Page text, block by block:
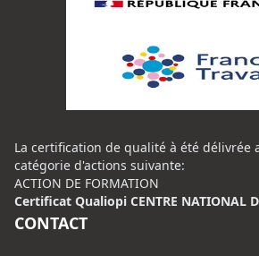
La certification de qualité à été délivrée
catégorie d'actions suivante:
ACTION DE FORMATION
Certificat Qualiopi CENTRE NATIONAL
CONTACT